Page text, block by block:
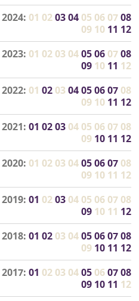
2024: 01 02 03 04 05 06 07 08
09 10 11 12
2023: 01 02 03 04 05 06 07 08
09 10 11 12
2022: 01 02 03 04 05 06 07 08
09 10 11 12
2021: 01 02 03 04 05 06 07 08
09 10 11 12
2020: 01 02 03 04 05 06 07 08
09 10 11 12
2019: 01 02 03 04 05 06 07 08
09 10 11 12
2018: 01 02 03 04 05 06 07 08
09 10 11 12
2017: 01 02 03 04 05 06 07 08
09 10 11 12